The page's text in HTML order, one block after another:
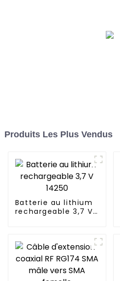
Produits Les Plus Vendus
Batterie au lithium
rechargeable 3,7 V